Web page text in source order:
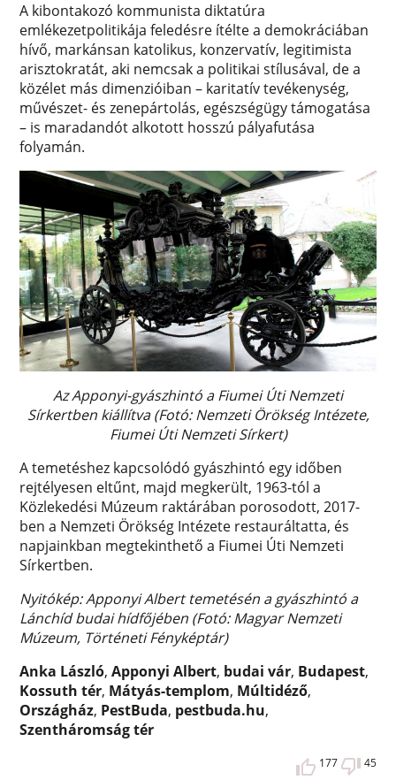
A kibontakozó kommunista diktatúra
emlékezetpolitikája feledésre ítélte a demokráciában
hívő, markánsan katolikus, konzervatív, legitimista
arisztokratát, aki nemcsak a politikai stílusával, de a
közélet más dimenzióiban – karitatív tevékenység,
művészet- és zenepártolás, egészségügy támogatása
– is maradandót alkotott hosszú pályafutása
folyamán.
Az Apponyi-gyászhintó a Fiumei Úti Nemzeti
Sírkertben kiállítva (Fotó: Nemzeti Örökség Intézete,
Fiumei Úti Nemzeti Sírkert)
A temetéshez kapcsolódó gyászhintó egy időben
rejtélyesen eltűnt, majd megkerült, 1963-tól a
Közlekedési Múzeum raktárában porosodott, 2017-
ben a Nemzeti Örökség Intézete restauráltatta, és
napjainkban megtekinthető a Fiumei Úti Nemzeti
Sírkertben.
Nyitókép: Apponyi Albert temetésén a gyászhintó a
Lánchíd budai hídfőjében (Fotó: Magyar Nemzeti
Múzeum, Történeti Fényképtár)
Anka László,Apponyi Albert, budai vár, Budapest,
Kossuth tér, Mátyás-templom, Múltidéző,
Országház, PestBuda, pestbuda.hu,
Szentháromság tér
177 45